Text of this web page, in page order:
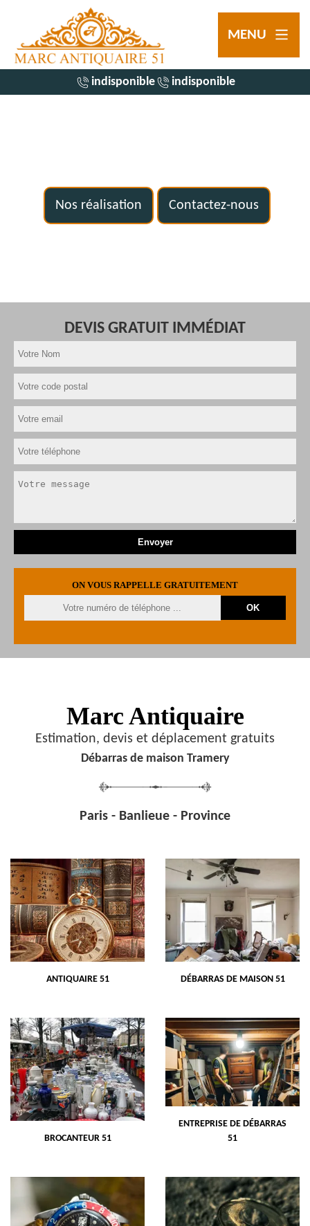
MENU
indisponible indisponible
Nos réalisation Contactez-nous
DEVIS GRATUIT IMMÉDIAT
ON VOUS RAPPELLE GRATUITEMENT
Marc Antiquaire
Estimation, devis et déplacement gratuits
Débarras de maison Tramery
Paris - Banlieue - Province
ANTIQUAIRE 51 DÉBARRAS DE MAISON 51
BROCANTEUR 51
ENTREPRISE DE DÉBARRAS
51